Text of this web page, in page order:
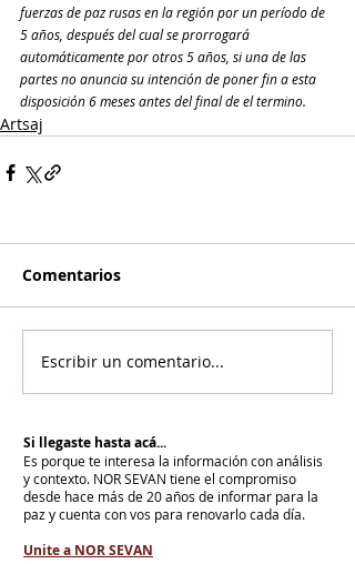
fuerzas de paz rusas en la región por un período de
5 años, después del cual se prorrogará
automáticamente por otros 5 años, si una de las
partes no anuncia su intención de poner fin a esta
disposición 6 meses antes del final de el termino.
Artsaj
Comentarios
Escribir un comentario...
Si llegaste hasta acá...
Es porque te interesa la información con análisis
y contexto. NOR SEVAN tiene el compromiso
desde hace más de 20 años de informar para la
paz y cuenta con vos para renovarlo cada día.
Unite a NOR SEVAN